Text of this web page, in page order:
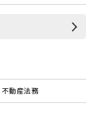
不動産法務